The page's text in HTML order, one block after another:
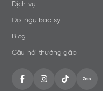
Dịch vụ
Đội ngũ bác sỹ
Blog
Câu hỏi thường gặp